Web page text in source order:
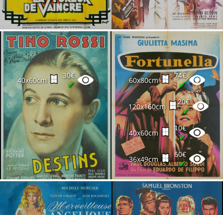
40x60cm
30€
✔ 60x80cm
74€
✔
120x160cm
20€
✔
40x60cm
10€
✔
36x49cm
60€
✔